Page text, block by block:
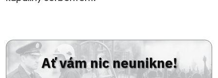
Ať vám nic neunikne!